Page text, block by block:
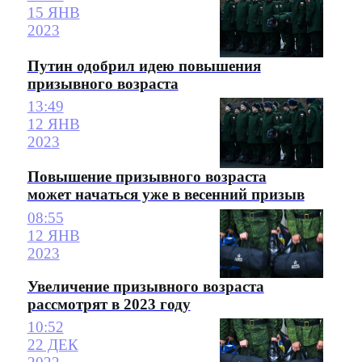
15 ЯНВ
2023
Путин одобрил идею повышения
призывного возраста
13:49
12 ЯНВ
2023
Повышение призывного возраста
может начаться уже в весенний призыв
08:55
12 ЯНВ
2023
Увеличение призывного возраста
рассмотрят в 2023 году
10:52
22 ДЕК